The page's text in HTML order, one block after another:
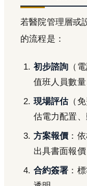
若醫院管理層或
的流程是：
初步諮詢 （
值班人員數
現場評估（
估電力配置
方案報價 ：
出具書面報價
合約簽署 ：